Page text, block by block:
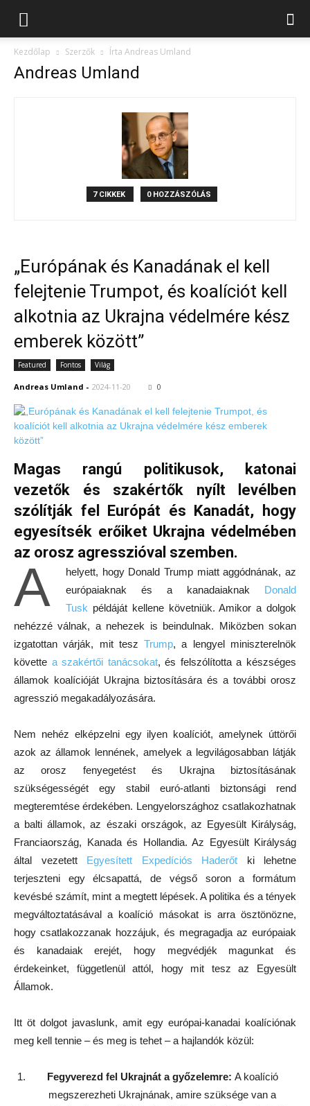
Kezdőlap Szerzők Írta Andreas Umland
Andreas Umland
7 CIKKEK 0 HOZZÁSZÓLÁS
„Európának és Kanadának el kell
felejtenie Trumpot, és koalíciót kell
alkotnia az Ukrajna védelmére kész
emberek között”
Featured Fontos Világ
Andreas Umland - 2024-11-20 0
Magas rangú politikusok, katonai
vezetők és szakértők nyílt levélben
szólítják fel Európát és Kanadát, hogy
egyesítsék erőiket Ukrajna védelmében
az orosz agresszióval szemben.
A
helyett, hogy Donald Trump miatt aggódnának, az
európaiaknak és a kanadaiaknak Donald
Tusk példáját kellene követniük. Amikor a dolgok
nehézzé válnak, a nehezek is beindulnak. Miközben sokan
izgatottan várják, mit teszTrump, a lengyel miniszterelnök
követte a szakértői tanácsokat, és felszólította a készséges
államok koalícióját Ukrajna biztosítására és a további orosz
agresszió megakadályozására.
Nem nehéz elképzelni egy ilyen koalíciót, amelynek úttörői
azok az államok lennének, amelyek a legvilágosabban látják
az orosz fenyegetést és Ukrajna biztosításának
szükségességét egy stabil euró-atlanti biztonsági rend
megteremtése érdekében. Lengyelországhoz csatlakozhatnak
a balti államok, az északi országok, az Egyesült Királyság,
Franciaország, Kanada és Hollandia. Az Egyesült Királyság
által vezetett Egyesített Expedíciós Haderőt ki lehetne
terjeszteni egy élcsapattá, de végső soron a formátum
kevésbé számít, mint a megtett lépések. A politika és a tények
megváltoztatásával a koalíció másokat is arra ösztönözne,
hogy csatlakozzanak hozzájuk, és megragadja az európaiak
és kanadaiak erejét, hogy megvédjék magunkat és
érdekeinket, függetlenül attól, hogy mit tesz az Egyesült
Államok.
Itt öt dolgot javaslunk, amit egy európai-kanadai koalíciónak
meg kell tennie – és meg is tehet – a hajlandók közül:
Fegyverezd fel Ukrajnát a győzelemre: A koalíció
megszerezheti Ukrajnának, amire szüksége van a